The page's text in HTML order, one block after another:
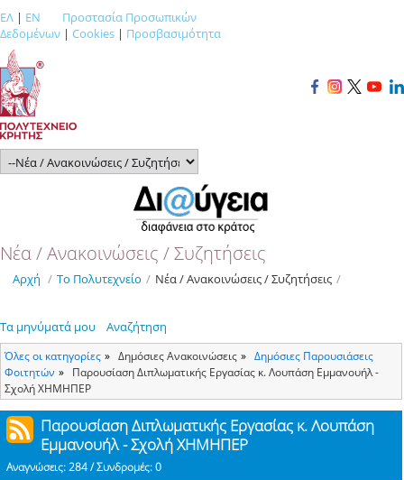
ΕΛ | EN
Προστασία Προσωπικών
Δεδομένων | Cookies | Προσβασιμότητα
Νέα / Ανακοινώσεις / Συζητήσεις
Αρχή / Το Πολυτεχνείο / Νέα / Ανακοινώσεις / Συζητήσεις /
Τα μηνύματά μου Αναζήτηση
Όλες οι κατηγορίες Δημόσιες Ανακοινώσεις
Δημόσιες Παρουσιάσεις
Φοιτητών
Παρουσίαση Διπλωματικής Εργασίας κ. Λουπάση Εμμανουήλ -
Σχολή ΧΗΜΗΠΕΡ
Παρουσίαση Διπλωματικής Εργασίας κ. Λουπάση
Εμμανουήλ - Σχολή ΧΗΜΗΠΕΡ
Αναγνώσεις: 284 / Συνδρομές: 0